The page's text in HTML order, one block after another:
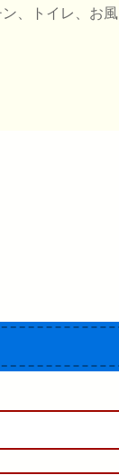
、トイレ、お風